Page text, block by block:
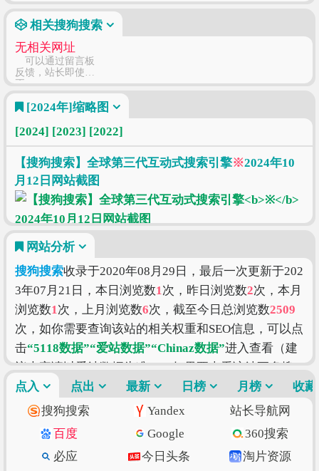
相关搜狗搜索
无相关网址
可以通过留言板
反馈，站长即使修
正
[2024年]缩略图
[2024] [2023] [2022]
【搜狗搜索】全球第三代互动式搜索引擎※2024年10
月12日网站截图
网站分析
搜狗搜索收录于2020年08月29日，最后一次更新于202
3年07月21日，本日浏览数1次，昨日浏览数2次，本月
浏览数1次，上月浏览数6次，截至今日总浏览数2509
次，如你需要查询该站的相关权重和SEO信息，可以点
击“5118数据”“爱站数据”“Chinaz数据”进入查看（建
议大家请以爱站数据为准），如果要查看该站更多搜
索的索引信息，可以点击“搜狗索引” “百度索引”“360
索引”进入查看。 搜狗搜索的价值评估涉及到的因素有
访问速度、搜索引擎收录、网站权重、索引量、内容
质量和数量、上线时长、用户体验和粘度等，如果需
要全面准确评估该网站的价值比较困难，因为一些确
点入 点出 最新 日榜 月榜
收藏
搜狗搜索
Yandex
站长导航网
百度
Google
360搜索
必应
今日头条
淘片资源